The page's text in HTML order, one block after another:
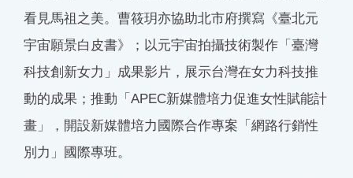
看見馬祖之美。曹筱玥亦協助北市府撰寫《臺北元
宇宙願景白皮書》；以元宇宙拍攝技術製作「臺灣
科技創新女力」成果影片，展示台灣在女力科技推
動的成果；推動「APEC新媒體培力促進女性賦能計
畫」，開設新媒體培力國際合作專案「網路行銷性
別力」國際專班。